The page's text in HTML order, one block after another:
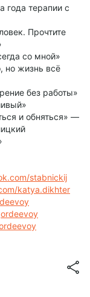
года терапии с
Прочтите
со мной»
но жизнь всё
без работы»
и обняться» —
stabnickij
katya.dikhter